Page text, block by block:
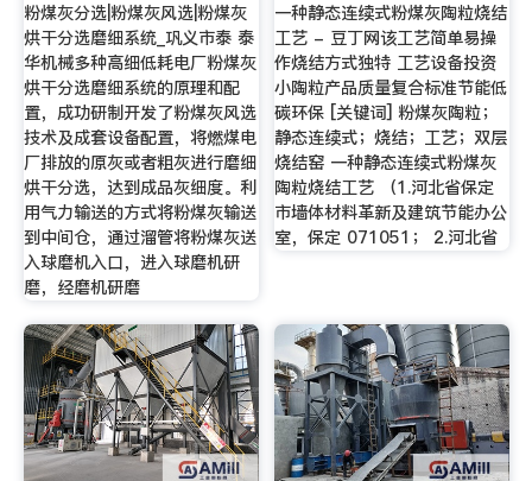
粉煤灰分选|粉煤灰风选|粉煤灰
烘干分选磨细系统_巩义市泰 泰
华机械多种高细低耗电厂粉煤灰
烘干分选磨细系统的原理和配
置，成功研制开发了粉煤灰风选
技术及成套设备配置，将燃煤电
厂排放的原灰或者粗灰进行磨细
烘干分选，达到成品灰细度。利
用气力输送的方式将粉煤灰输送
到中间仓，通过溜管将粉煤灰送
入球磨机入口，进入球磨机研
磨，经磨机研磨
一种静态连续式粉煤灰陶粒烧结
工艺 - 豆丁网该工艺简单易操
作烧结方式独特 工艺设备投资
小陶粒产品质量复合标准节能低
碳环保 [关键词] 粉煤灰陶粒；
静态连续式；烧结；工艺；双层
烧结窑 一种静态连续式粉煤灰
陶粒烧结工艺 （1.河北省保定
市墙体材料革新及建筑节能办公
室，保定 071051； 2.河北省